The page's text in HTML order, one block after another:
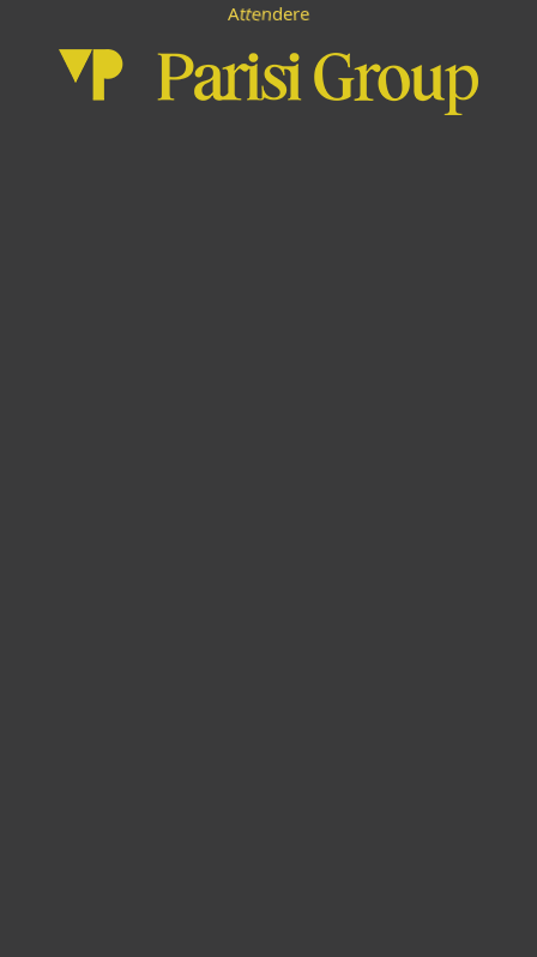
Attendere